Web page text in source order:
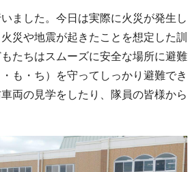
ました。今日は実際に火災が発生し
災や地震が起きたことを想定した訓
たちはスムーズに安全な場所に避難
も・ち）を守ってしっかり避難でき
両の見学をしたり、隊員の皆様から